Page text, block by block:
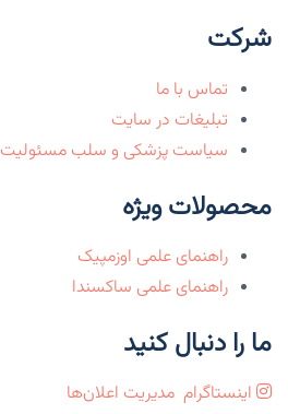
شرکت
تماس با ما
تبلیغات در سایت
سیاست پزشکی و سلب مسئولیت
محصولات ویژه
راهنمای علمی اوزمپیک
راهنمای علمی ساکسندا
ما را دنبال کنید
اینستاگرام مدیریت اعلان‌ها